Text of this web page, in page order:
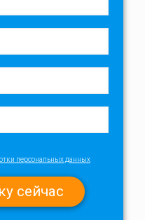
персональных данных